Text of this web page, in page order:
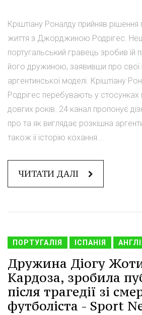
Кріштіану Роналду прийняв
життя з Джорджиною Родрігес.
португальський гравець зробив їй
його дружиною, заявивши про свої
аргентинської моделі. Кріштіану
Родрігес перебувають у
довгих років. 24 канал пропонує
про та як виглядає розкішна
також її історію кохання...
ЧИТАТИ ДАЛІ
ПОРТУГАЛІЯ ІСПАНІЯ
Дружина Діогу
Кардоза, зробила
після трагедії зі
футболіста - Sport